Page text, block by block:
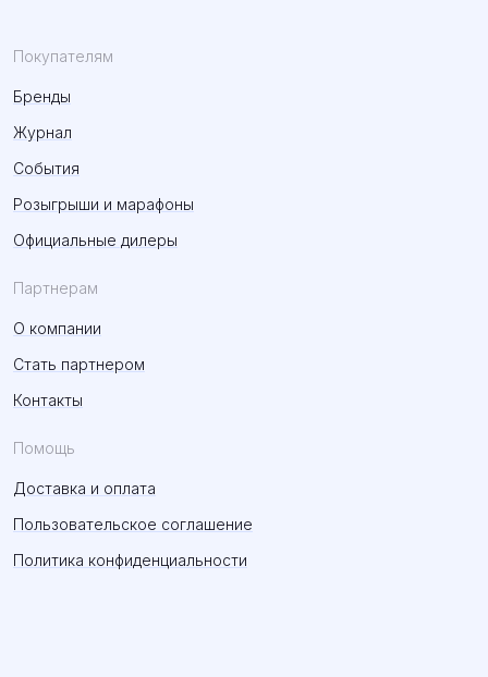
Покупателям
Бренды
Журнал
События
Розыгрыши и марафоны
Официальные дилеры
Партнерам
О компании
Стать партнером
Контакты
Помощь
Доставка и оплата
Пользовательское соглашение
Политика конфиденциальности